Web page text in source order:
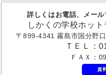
詳しくはお電話、メール
しかくの学校ホッ
〒899-4341 霧島市国分野
ＴＥＬ：
ＦＡＸ：
資